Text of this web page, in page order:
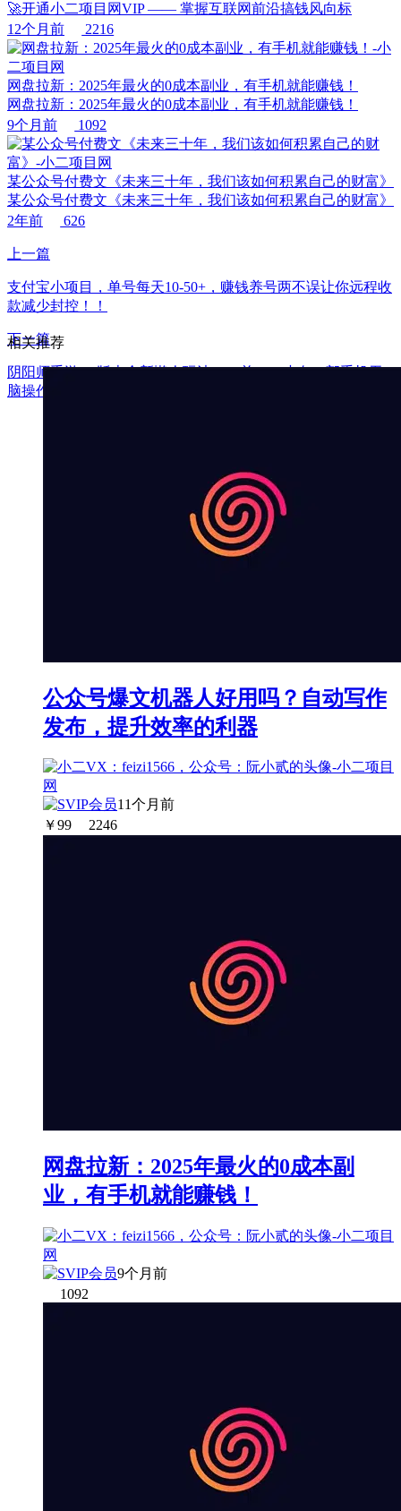
🚀开通小二项目网VIP —— 掌握互联网前沿搞钱风向标
12个月前
2216
网盘拉新：2025年最火的0成本副业，有手机就能赚钱！
网盘拉新：2025年最火的0成本副业，有手机就能赚钱！
9个月前
1092
某公众号付费文《未来三十年，我们该如何积累自己的财富》
某公众号付费文《未来三十年，我们该如何积累自己的财富》
2年前
626
上一篇
支付宝小项目，单号每天10-50+，赚钱养号两不误让你远程收
款减少封控！！
下一篇
阴阳师手游4.0版本全新懒人玩法，一单30，小白一部手机无
脑操作，稳定暴力变现，日入3000+轻轻松松！
相关推荐
公众号爆文机器人好用吗？自动写作
发布，提升效率的利器
11个月前
￥99 2246
网盘拉新：2025年最火的0成本副
业，有手机就能赚钱！
9个月前
1092